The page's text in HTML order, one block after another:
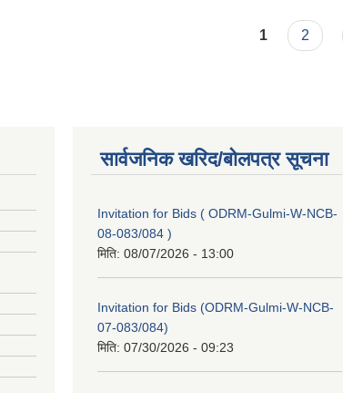
1 2
सार्वजनिक खरिद/बोलपत्र सूचना
Invitation for Bids ( ODRM-Gulmi-W-NCB-
08-083/084 )
मिति: 08/07/2026 - 13:00
Invitation for Bids (ODRM-Gulmi-W-NCB-
07-083/084)
मिति: 07/30/2026 - 09:23